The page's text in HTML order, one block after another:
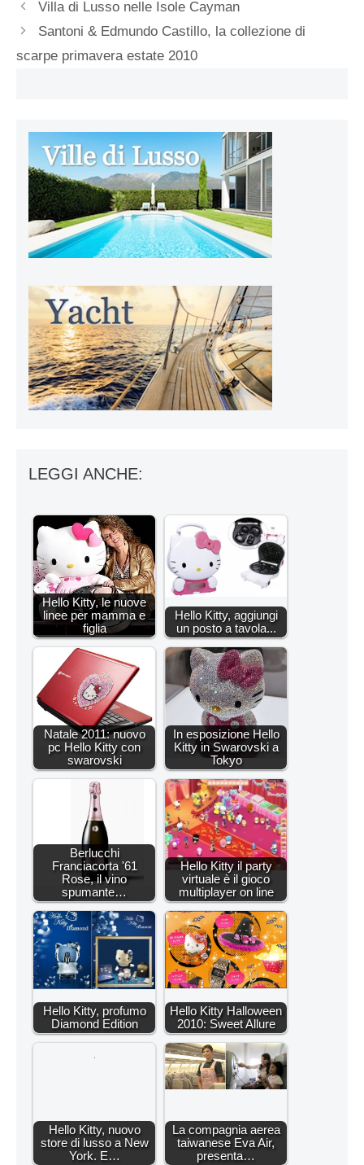
Villa di Lusso nelle Isole Cayman
Santoni & Edmundo Castillo, la collezione di
scarpe primavera estate 2010
LEGGI ANCHE:
Hello Kitty, le nuove
linee per mamma e
figlia
Hello Kitty, aggiungi
un posto a tavola...
Natale 2011: nuovo
pc Hello Kitty con
swarovski
In esposizione Hello
Kitty in Swarovski a
Tokyo
Berlucchi
Franciacorta '61
Rose, il vino
spumante…
Hello Kitty il party
virtuale è il gioco
multiplayer on line
Hello Kitty, profumo
Diamond Edition
Hello Kitty Halloween
2010: Sweet Allure
Hello Kitty, nuovo
store di lusso a New
York. E…
La compagnia aerea
taiwanese Eva Air,
presenta…